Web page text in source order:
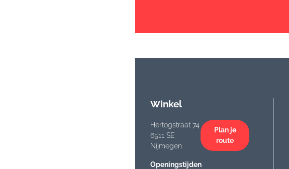
Winkel
Hertogstraat 74
6511 SE
Nijmegen
Plan je
route
Openingstijden